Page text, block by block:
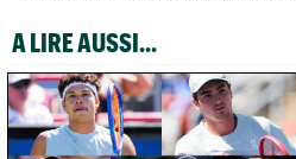
A LIRE AUSSI...